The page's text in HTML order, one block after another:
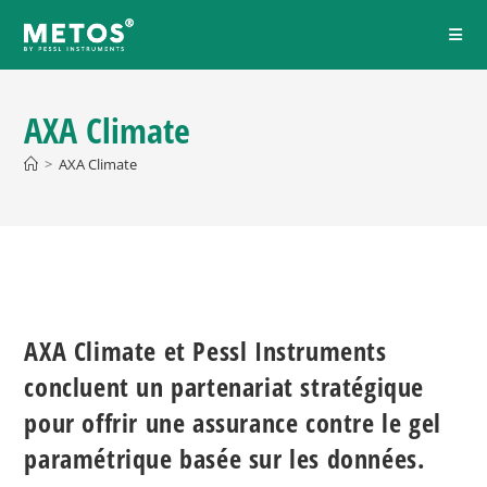
AXA Climate
> AXA Climate
AXA Climate et Pessl Instruments
concluent un partenariat stratégique
pour offrir une assurance contre le gel
paramétrique basée sur les données.